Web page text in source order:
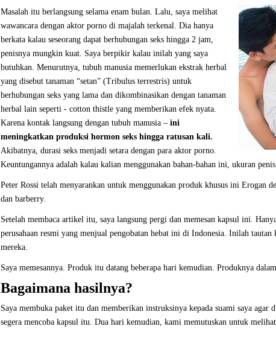
Masalah itu berlangsung selama enam bulan. Lalu, saya melihat
wawancara dengan aktor porno di majalah terkenal. Dia hanya
berkata kalau seseorang dapat berhubungan seks hingga 2 jam,
penisnya mungkin kuat. Saya berpikir kalau inilah yang saya
butuhkan. Menurutnya, tubuh manusia memerlukan ekstrak herbal
yang disebut tanaman “setan” (Tribulus terrestris) untuk
berhubungan seks yang lama dan dikombinasikan dengan tanaman
herbal lain seperti - cotton thistle yang memberikan efek nyata.
Karena kontak langsung dengan tubuh manusia – ini
meningkatkan produksi hormon seks hingga ratusan kali.
Akibatnya, durasi seks menjadi setara dengan para aktor porno.
Keuntungannya adalah kalau kalian menggunakan bahan-bahan ini, ukuran
Peter Rossi telah menyarankan untuk menggunakan produk khusus ini Erogan
dan barberry.
Setelah membaca artikel itu, saya langsung pergi dan memesan kapsul ini.
perusahaan resmi yang menjual pengobatan hebat ini di Indonesia. Inilah tautan
mereka.
Saya memesannya. Produk itu datang beberapa hari kemudian. Produknya
Bagaimana hasilnya?
Saya membuka paket itu dan memberikan instruksinya kepada suami saya agar
segera mencoba kapsul itu. Dua hari kemudian, kami memutuskan untuk